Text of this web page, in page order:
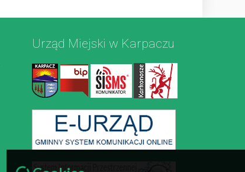
Urząd Miejski w Karpaczu